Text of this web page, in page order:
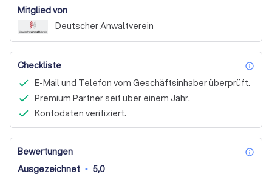
Mitglied von
Deutscher Anwalt­verein
Checkliste
E-Mail und Telefon vom Geschäftsinhaber überprüft.
Premium Partner seit über einem Jahr.
Kontodaten verifiziert.
Bewertungen
Ausgezeichnet • 5,0